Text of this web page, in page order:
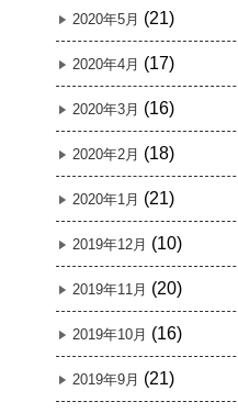
2020年5月 (21)
2020年4月 (17)
2020年3月 (16)
2020年2月 (18)
2020年1月 (21)
2019年12月 (10)
2019年11月 (20)
2019年10月 (16)
2019年9月 (21)